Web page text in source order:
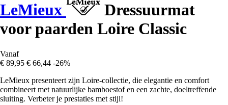
LeMieux
Dressuurmat
voor paarden Loire Classic
Vanaf
€ 89,95 € 66,44 -26%
LeMieux presenteert zijn Loire-collectie, die elegantie en comfort
combineert met natuurlijke bamboestof en een zachte, doeltreffende
sluiting. Verbeter je prestaties met stijl!